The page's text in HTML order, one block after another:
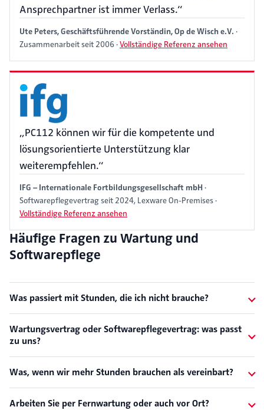
Ansprechpartner ist immer Verlass.“
Ute Peters, Geschäftsführende Vorständin, Op de Wisch e.V. ·
Zusammenarbeit seit 2006 ·Vollständige Referenz ansehen
„PC112 können wir für die kompetente und
lösungsorientierte Unterstützung klar
weiterempfehlen.“
IFG – Internationale Fortbildungsgesellschaft mbH ·
Softwarepflegevertrag seit 2024, Lexware On-Premises ·
Vollständige Referenz ansehen
Häufige Fragen zu Wartung und
Softwarepflege
Was passiert mit Stunden, die ich nicht brauche?
Wartungsvertrag oder Softwarepflegevertrag: was passt
zu uns?
Was, wenn wir mehr Stunden brauchen als vereinbart?
Arbeiten Sie per Fernwartung oder auch vor Ort?